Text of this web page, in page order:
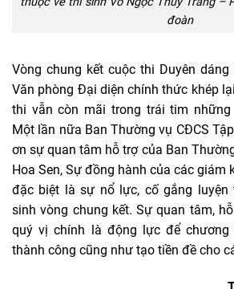
đoàn
Vòng chung kết cuộc thi Duyên
Văn phòng Đại diện chính thức khép
thi vẫn còn mãi trong trái tim
Một lần nữa Ban Thường vụ CĐCS
ơn sự quan tâm hỗ trợ của Ban
Hoa Sen, Sự đồng hành của các giám
đặc biệt là sự nổ lực, cố gắng luyện
sinh vòng chung kết. Sự quan tâm,
quý vị chính là động lực để
thành công cũng như tạo tiền đề cho